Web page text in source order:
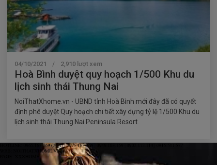
04/10/2021 / 2,910 lượt xem
Hoà Bình duyệt quy hoạch 1/500 Khu du
lịch sinh thái Thung Nai
NoiThatXhome.vn - UBND tỉnh Hoà Bình mới đây đã có quyết
định phê duyệt Quy hoạch chi tiết xây dựng tỷ lệ 1/500 Khu du
lịch sinh thái Thung Nai Peninsula Resort.